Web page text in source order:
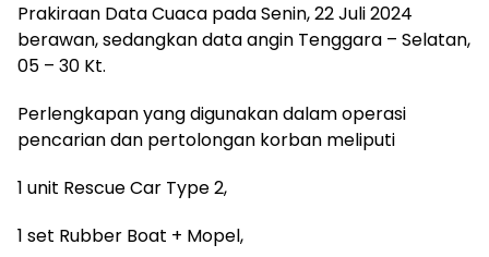
Prakiraan Data Cuaca pada Senin, 22 Juli 2024
berawan, sedangkan data angin Tenggara – Selatan,
05 – 30 Kt.
Perlengkapan yang digunakan dalam operasi
pencarian dan pertolongan korban meliputi
1 unit Rescue Car Type 2,
1 set Rubber Boat + Mopel,